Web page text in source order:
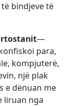
bindjeve të
—
para,
kompjuterë,
një plak
e dënuan me
liruan nga